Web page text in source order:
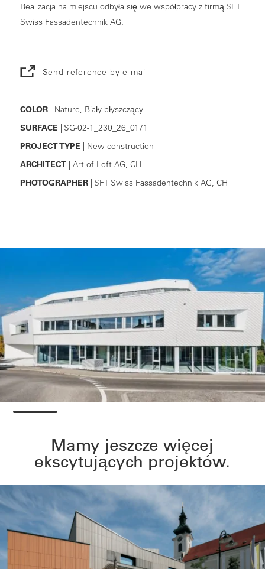
Realizacja na miejscu odbyła się we współpracy z firmą SFT
Swiss Fassadentechnik AG.
Send reference by e-mail
COLOR| Nature, Biały błyszczący
SURFACE | SG-02-1_230_26_0171
PROJECT TYPE | New construction
ARCHITECT| Art of Loft AG, CH
PHOTOGRAPHER| SFT Swiss Fassadentechnik AG, CH
Mamy jeszcze więcej
ekscytujących projektów.